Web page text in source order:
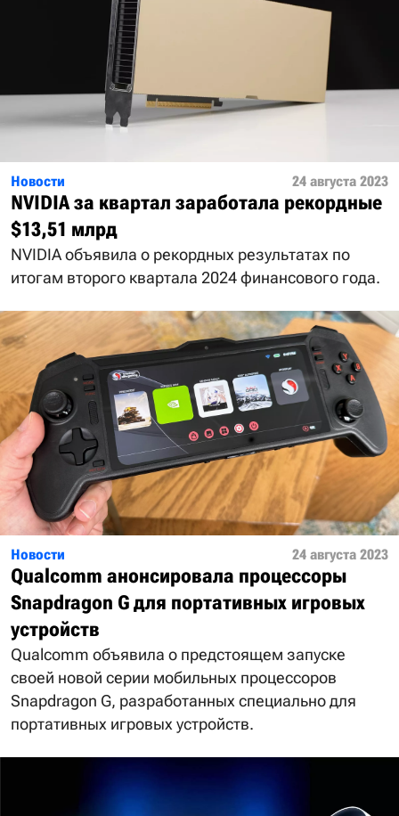
Новости 24 августа 2023
NVIDIA за квартал заработала рекордные
$13,51 млрд
NVIDIA объявила о рекордных результатах по
итогам второго квартала 2024 финансового года.
Новости 24 августа 2023
Qualcomm анонсировала процессоры
Snapdragon G для портативных игровых
устройств
Qualcomm объявила о предстоящем запуске
своей новой серии мобильных процессоров
Snapdragon G, разработанных специально для
портативных игровых устройств.